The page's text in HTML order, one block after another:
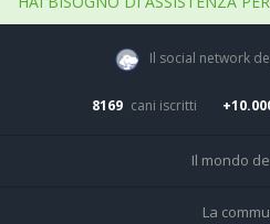
Il social network
8169 cani iscritti
Il mondo
Tutte le
La